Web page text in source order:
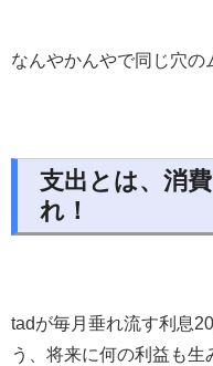
なんやかんやで同じ穴の
支出とは、消
れ！
tadが毎月垂れ流す利息
う、将来に何の利益も